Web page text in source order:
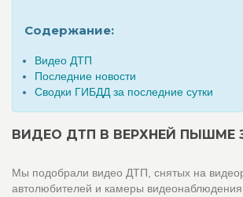
Содержание:
Видео ДТП
Последние новости
Сводки ГИБДД за последние сутки
ВИДЕО ДТП В ВЕРХНЕЙ ПЫШМЕ
Мы подобрали видео ДТП, снятых на
автолюбителей и камеры